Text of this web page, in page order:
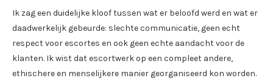
Ik zag een duidelijke kloof tussen wat er beloofd werd en wat er
daadwerkelijk gebeurde: slechte communicatie, geen echt
respect voor escortes en ook geen echte aandacht voor de
klanten. Ik wist dat escortwerk op een compleet andere,
ethischere en menselijkere manier georganiseerd kon worden.